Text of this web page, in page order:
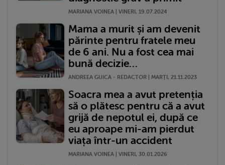
MARIANA VOINEA | VINERI, 19.07.2024
Mama a murit și am devenit
părinte pentru fratele meu
de 6 ani. Nu a fost cea mai
bună decizie…
ANDREEA GUICA - REDACTOR | MARŢI, 21.11.2023
Soacra mea a avut pretenția
să o plătesc pentru că a avut
grijă de nepotul ei, după ce
eu aproape mi-am pierdut
viața într-un accident
MARIANA VOINEA | VINERI, 30.01.2026